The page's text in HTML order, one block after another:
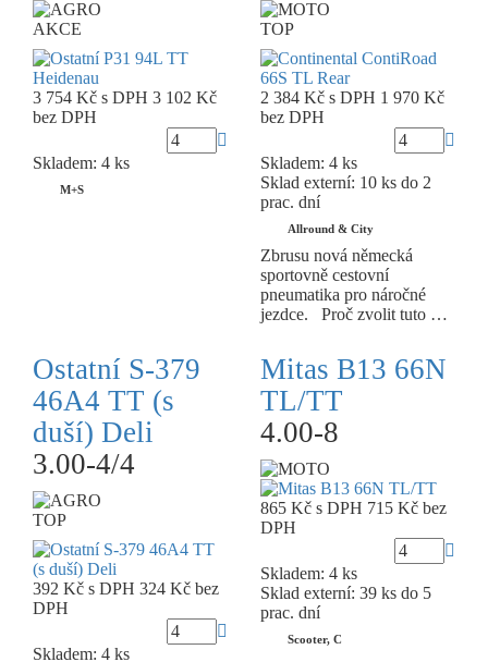
AKCE
3 754 Kč s DPH 3 102 Kč
bez DPH
Skladem: 4 ks
M+S
TOP
2 384 Kč s DPH 1 970 Kč
bez DPH
Skladem: 4 ks
Sklad externí: 10 ks do 2
prac. dní
Allround & City
Zbrusu nová německá
sportovně cestovní
pneumatika pro náročné
jezdce. Proč zvolit tuto …
Ostatní S-379
46A4 TT (s
duší) Deli
3.00-4/4
TOP
392 Kč s DPH 324 Kč bez
DPH
Skladem: 4 ks
Mitas B13 66N
TL/TT
4.00-8
865 Kč s DPH 715 Kč bez
DPH
Skladem: 4 ks
Sklad externí: 39 ks do 5
prac. dní
Scooter, C